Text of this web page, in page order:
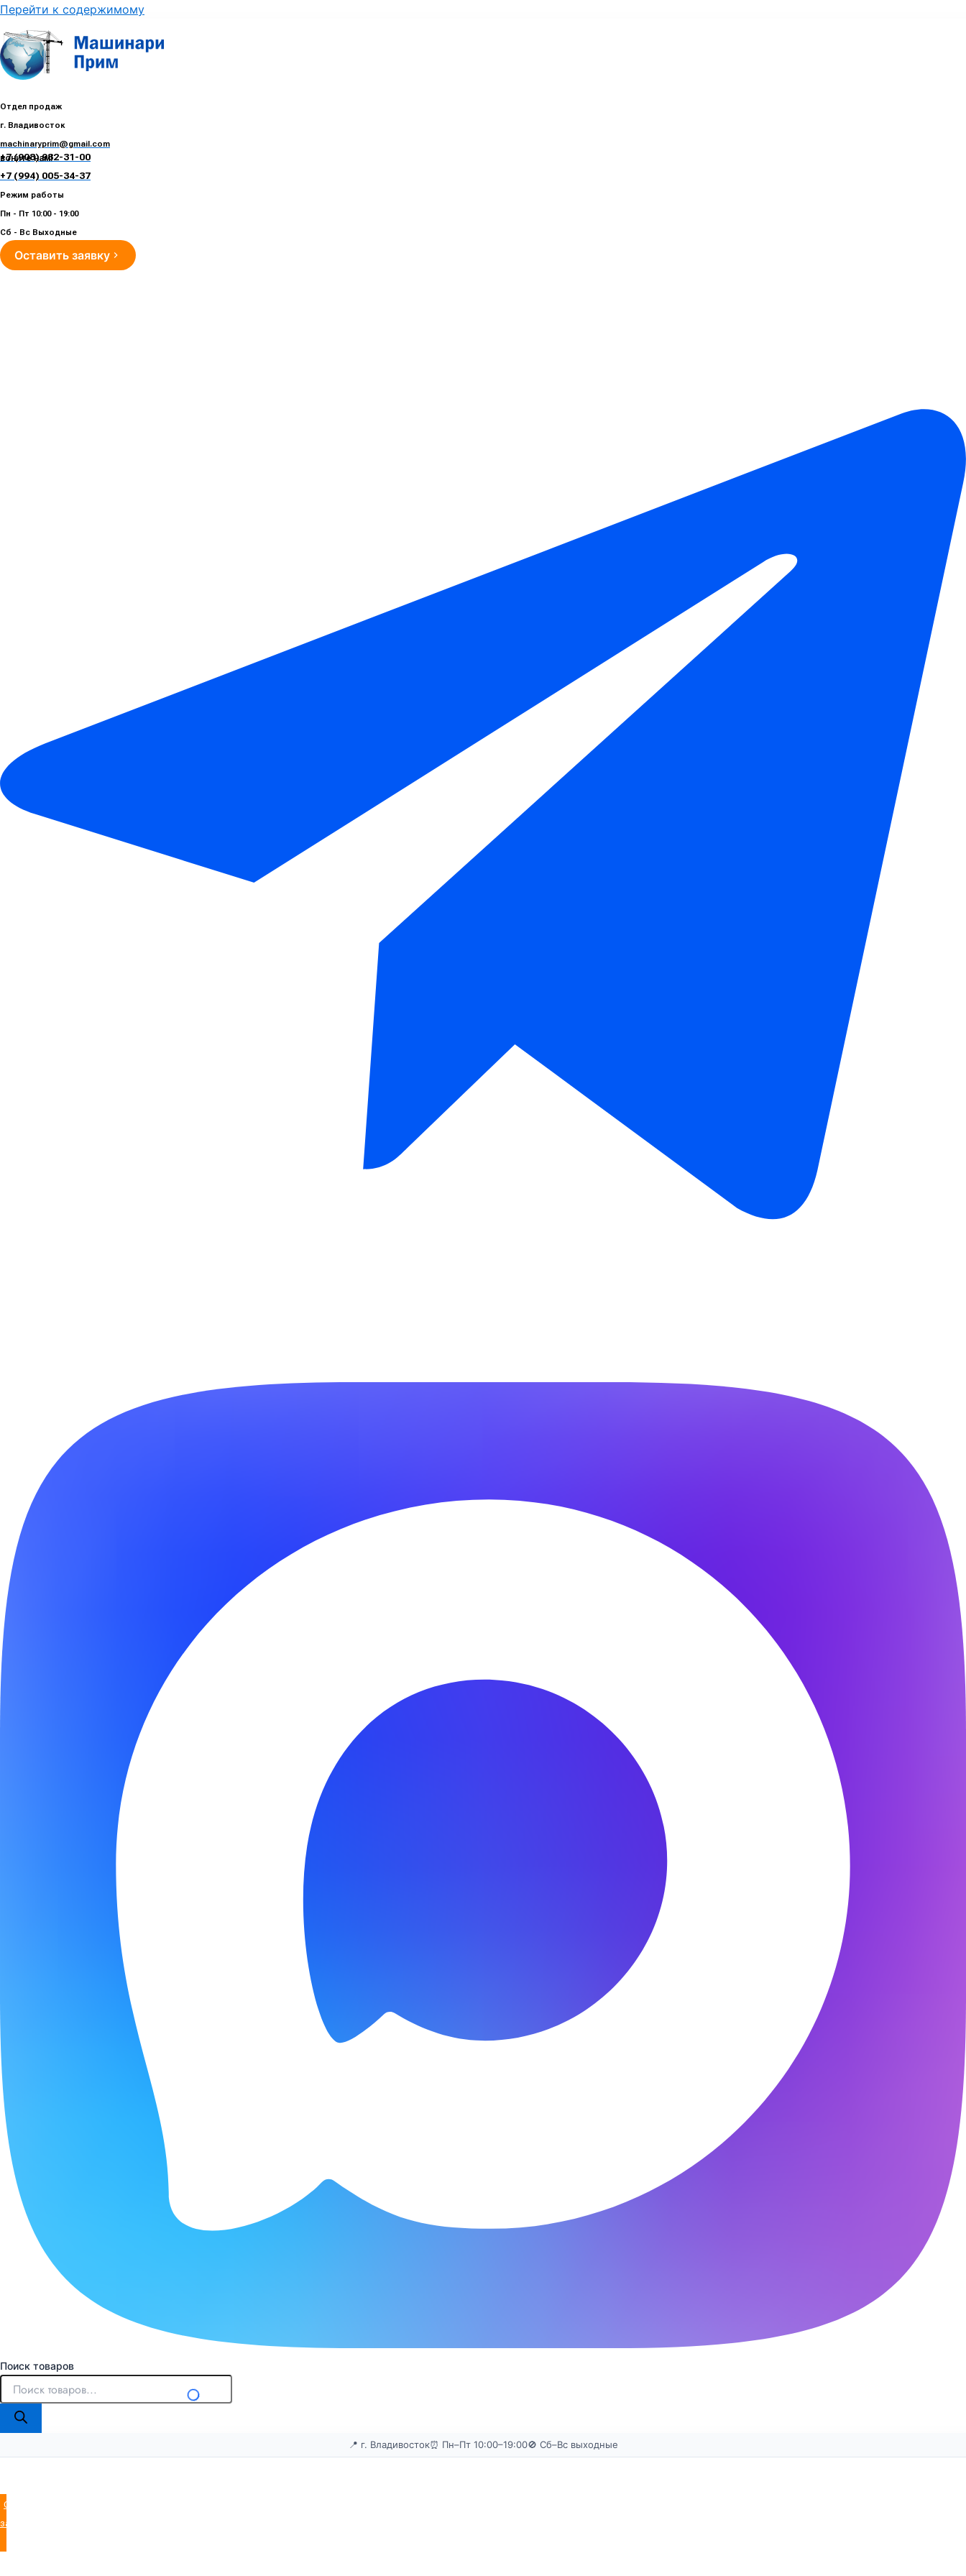
Перейти к содержимому
Отдел продаж
г. Владивосток
machinaryprim@gmail.com
нам!
+7 (908) 982-31-00
+7 (994) 005-34-37
Режим работы
Пн - Пт 10:00 - 19:00
Сб - Вс Выходные
Оставить заявку
Поиск товаров
📍 г. Владивосток⏰ Пн–Пт 10:00–19:00🚫 Сб–Вс выходные
Оставить
заявку